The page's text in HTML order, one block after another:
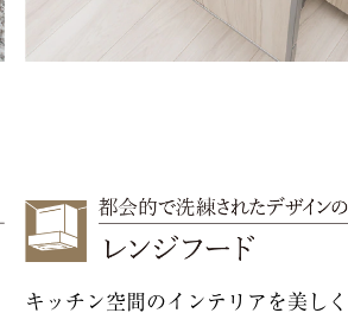
キッチン空間のインテリアを美しく